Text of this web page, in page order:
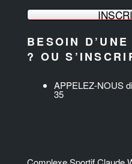
BESOIN
? OU
APPELEZ-NOUS
35